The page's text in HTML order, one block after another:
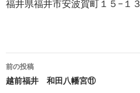
福井県福井市安波賀町１５−１３
投
稿
前の投稿
越前福井 和田八幡宮⑪